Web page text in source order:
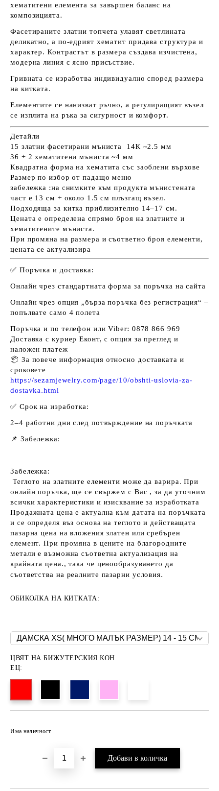
хематитени елемента за завършен баланс на
композицията.
Фасетираните златни топчета улавят светлината
деликатно, а по-едрият хематит придава структура и
характер. Контрастът в размера създава изчистена,
модерна линия с ясно присъствие.
Гривната се изработва индивидуално според размера
на китката.
Елементите се нанизват ръчно, а регулиращият възел
се изплита на ръка за сигурност и комфорт.
Детайли
15 златни фасетирани мъниста 14К ~2.5 мм
36 + 2 хематитени мъниста ~4 мм
Квадратна форма на хематита със заоблени върхове
Размер по избор от падащо меню
забележка :на снимките към продукта мънистената
част е 13 см + около 1.5 см плъзгащ възел.
Подходяща за китка приблизително 14–17 см.
Цената е определена спрямо броя на златните и
хематитените мъниста.
При промяна на размера и съответно броя елементи,
цената се актуализира
✅ Поръчка и доставка:
Онлайн чрез стандартната форма за поръчка на сайта
Онлайн чрез опция „бърза поръчка без регистрация“ –
попълвате само 4 полета
Поръчка и по телефон или Viber: 0878 866 969
Доставка с куриер Еконт, с опция за преглед и
наложен платеж
📦 За повече информация относно доставката и
сроковете
https://sezamjewelry.com/page/10/obshti-uslovia-za-
dostavka.html
✅ Срок на изработка:
2–4 работни дни след потвърждение на поръчката
📌 Забележка:
Забележка:
Теглото на златните елементи може да варира. При
онлайн поръчка, ще се свържем с Вас , за да уточним
всички характеристики и изисквание за изработката
Продажната цена е актуална към датата на поръчката
и се определя въз основа на теглото и действащата
пазарна цена на вложения златен или сребърен
елемент. При промяна в цените на благородните
метали е възможна съответна актуализация на
крайната цена., така че ценообразуването да
съответства на реалните пазарни условия.
ОБИКОЛКА НА КИТКАТА:
ЦВЯТ НА БИЖУТЕРСКИЯ КОН
ЕЦ:
Има наличност